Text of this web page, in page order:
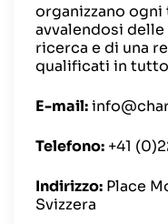
organizzano
avvalendosi
ricerca e di una
qualificati in
E-mail:
Telefono: +41
Indirizzo: Place
Svizzera